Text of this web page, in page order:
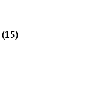
(15)